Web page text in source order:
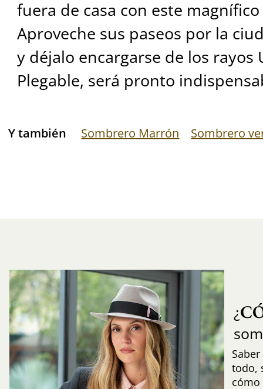
fuera de casa con este
Aproveche sus paseos por la
y déjalo encargarse de los rayos
Plegable, será pronto
Y también Sombrero Marrón Sombrero
¿
todo,
cómo